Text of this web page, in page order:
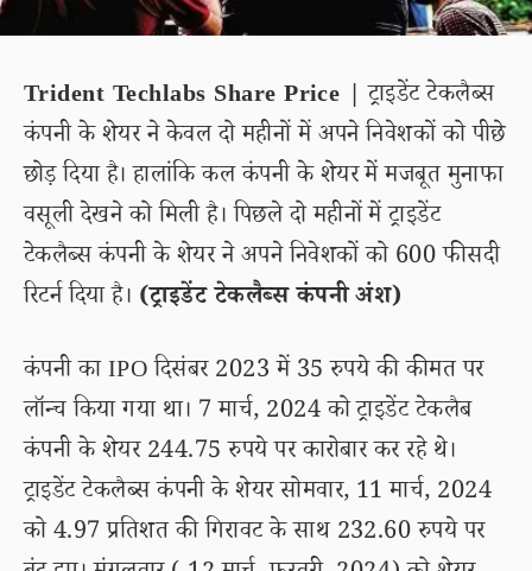
Trident Techlabs Share Price | ट्राइडेंट टेकलैब्स
कंपनी के शेयर ने केवल दो महीनों में अपने निवेशकों को पीछे
छोड़ दिया है। हालांकि कल कंपनी के शेयर में मजबूत मुनाफा
वसूली देखने को मिली है। पिछले दो महीनों में ट्राइडेंट
टेकलैब्स कंपनी के शेयर ने अपने निवेशकों को 600 फीसदी
रिटर्न दिया है। (ट्राइडेंट टेकलैब्स कंपनी अंश)
कंपनी का IPO दिसंबर 2023 में 35 रुपये की कीमत पर
लॉन्च किया गया था। 7 मार्च, 2024 को ट्राइडेंट टेकलैब
कंपनी के शेयर 244.75 रुपये पर कारोबार कर रहे थे।
ट्राइडेंट टेकलैब्स कंपनी के शेयर सोमवार, 11 मार्च, 2024
को 4.97 प्रतिशत की गिरावट के साथ 232.60 रुपये पर